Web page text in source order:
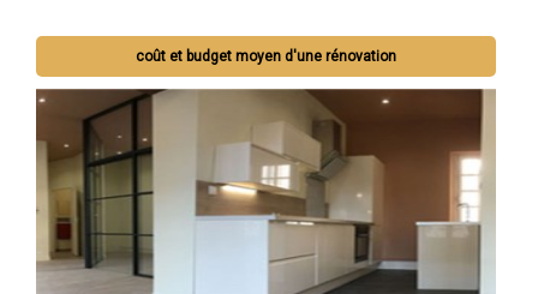
coût et budget moyen d'une rénovation